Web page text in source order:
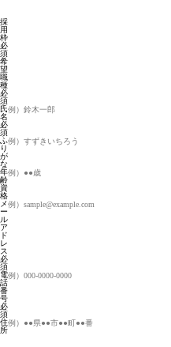
採
用
枠
必
須
希
望
職
種
必
須
氏
名
必
須
ふ
り
が
な
年
齢
資
格
メ
ー
ル
ア
ド
レ
ス
必
須
電
話
番
号
必
須
住
所